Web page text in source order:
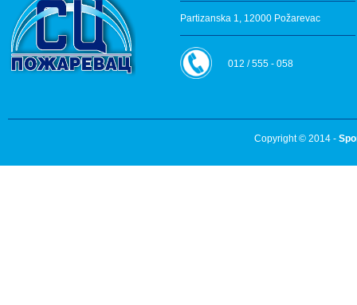
Partizanska 1, 12000 Požarevac
012 / 555 - 058
Copyright © 2014 -